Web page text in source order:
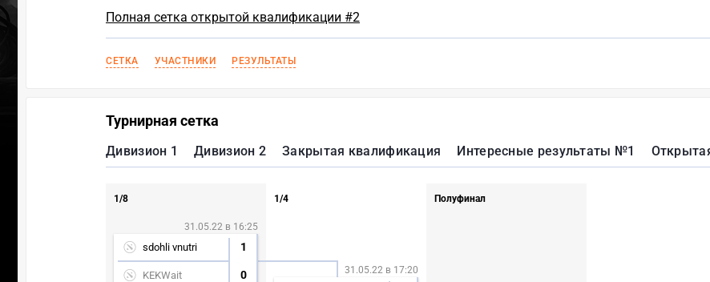
Полная сетка открытой квалификации #2
СЕТКА УЧАСТНИКИ РЕЗУЛЬТАТЫ
Турнирная сетка
Дивизион 1 Дивизион 2 Закрытая квалификация Интересные результаты №1
1/8
31.05.22 в 16:25
sdohli vnutri 1
KEKWait 0
1/4
31.05.22 в 17:20
Полуфинал